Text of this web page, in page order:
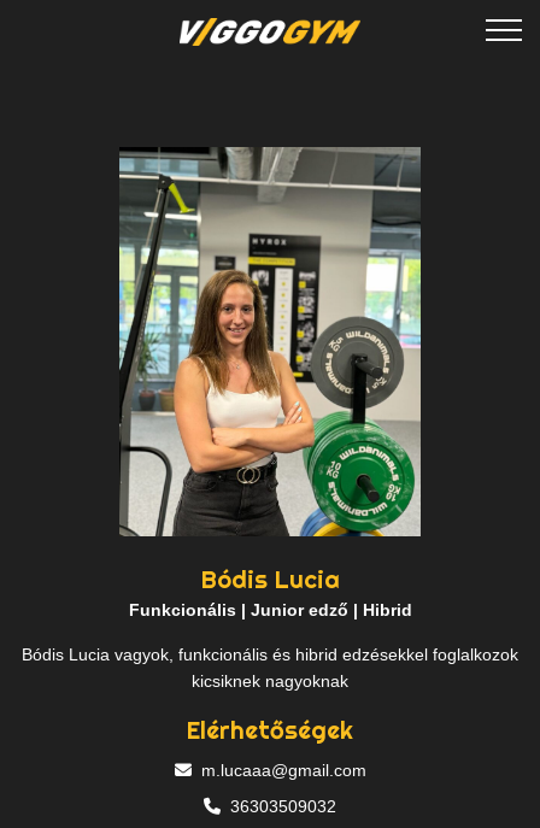
Bódis Lucia
Funkcionális | Junior edző | Hibrid
Bódis Lucia vagyok, funkcionális és hibrid edzésekkel foglalkozok
kicsiknek nagyoknak
Elérhetőségek
m.lucaaa@gmail.com
36303509032